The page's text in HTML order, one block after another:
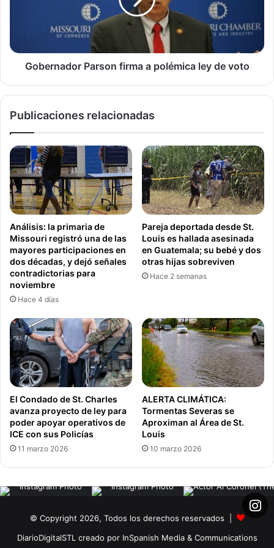
Gobierno Condado de St. Louis Missouri
Política Condado de St. Louis
Gobernador Parson firma a polémica ley de voto
Publicaciones relacionadas
Análisis: la primaria de
Missouri registró una de las
mayores participaciones en
dos décadas, y dejó señales
contradictorias para
noviembre
Hace 4 días
Pareja deportada desde St.
Louis es hallada asesinada
en Guatemala; su bebé y dos
otras hijas sobreviven
Hace 2 semanas
El Condado de St. Charles
avanza proyecto de ley para
poder apoyar operativos de
ICE con sus Policías
11 marzo 2026
ALERTA CLIMÁTICA:
Tormentas Severas se
Aproximan al Área de St.
Louis
10 marzo 2026
© Copyright 2026, Todos los derechos reservados |
DiarioDigitalSTL creado por InSpanish Media & Communications